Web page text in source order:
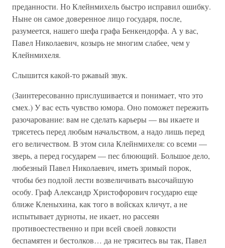
преданности. Но Клейнмихель быстро исправил ошибку.
Ныне он самое доверенное лицо государя, после,
разумеется, нашего шефа графа Бенкендорфа. А у вас,
Павел Николаевич, козырь не многим слабее, чем у
Клейнмихеля.
Слышится какой-то ржавый звук.
(Заинтересованно прислушивается и понимает, что это
смех.) У вас есть чувство юмора. Оно поможет пережить
разочарование: вам не сделать карьеры — вы икаете и
трясетесь перед любым начальством, а надо лишь перед
его величеством. В этом сила Клейнмихеля: со всеми —
зверь, а перед государем — пес блюющий. Большое дело,
любезный Павел Николаевич, иметь зримый порок,
чтобы без подлой лести возвеличивать высочайшую
особу. Граф Александр Христофорович государю еще
ближе Кленыхина, как того в войсках кличут, а не
испытывает дурноты, не икает, но рассеян
противоестественно и при всей своей ловкости
беспамятен и бестолков… да не тряситесь вы так, Павел